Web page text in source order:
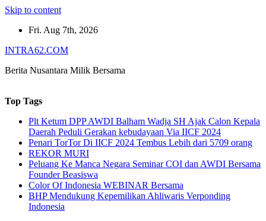
Skip to content
Fri. Aug 7th, 2026
INTRA62.COM
Berita Nusantara Milik Bersama
Top Tags
Plt Ketum DPP AWDI Balham Wadja SH Ajak Calon Kepala
Daerah Peduli Gerakan kebudayaan Via IICF 2024
Penari TorTor Di IICF 2024 Tembus Lebih dari 5709 orang
REKOR MURI
Peluang Ke Manca Negara Seminar COI dan AWDI Bersama
Founder Beasiswa
Color Of Indonesia WEBINAR Bersama
BHP Mendukung Kepemilikan Ahliwaris Verponding
Indonesia